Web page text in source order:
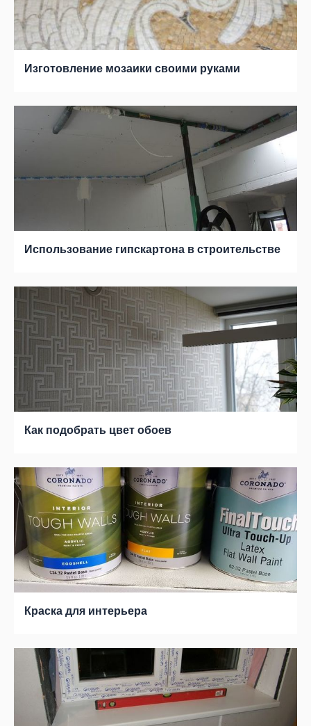
Изготовление мозаики своими руками
Использование гипскартона в строительстве
Как подобрать цвет обоев
Краска для интерьера